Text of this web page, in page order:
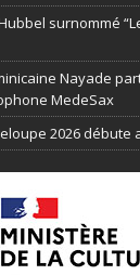
surnommé
Nayade
MedeSax
2026 débute